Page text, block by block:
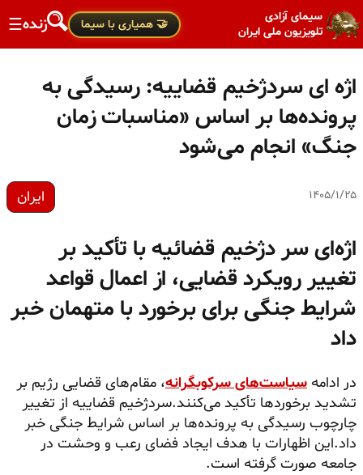
سیمای آزادی
تلویزیون ملی ایران
🤝 همیاری با سیما زنده☰
اژه ای سردژخیم قضاییه: رسیدگی به
پرونده‌ها بر اساس «مناسبات زمان
جنگ» انجام می‌شود
۱۴۰۵/۱/۲۵ ایران
اژه‌ای سر دژخیم قضائیه با تأکید بر
تغییر رویکرد قضایی، از اعمال قواعد
شرایط جنگی برای برخورد با متهمان خبر
داد
در ادامه سیاست‌های سرکوبگرانه، مقام‌های قضایی رژیم بر
تشدید برخوردها تأکید می‌کنند.سردژخیم قضاییه از تغییر
چارچوب رسیدگی به پرونده‌ها بر اساس شرایط جنگی خبر
داد.این اظهارات با هدف ایجاد فضای رعب و وحشت در
جامعه صورت گرفته است.